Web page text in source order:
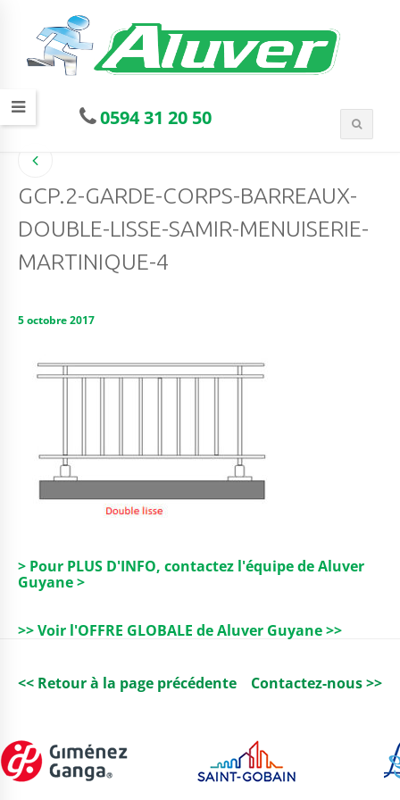
0594 31 20 50
GCP.2-GARDE-CORPS-BARREAUX-
DOUBLE-LISSE-SAMIR-MENUISERIE-
MARTINIQUE-4
5 octobre 2017
> Pour PLUS D'INFO, contactez l'équipe de Aluver
Guyane >
>> Voir l'OFFRE GLOBALE de Aluver Guyane >>
<< Retour à la page précédente Contactez-nous >>